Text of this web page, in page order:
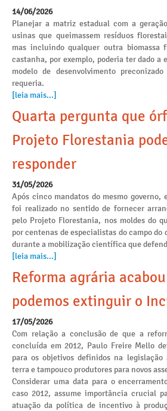
14/06/2026
Planejar a matriz estadual com a
usinas que queimassem resíduos
mas incluindo qualquer outra biomassa
castanha, por exemplo, poderia ter dado a
modelo de desenvolvimento
requeria.
[leia mais...]
Quarta pergunta que
Projeto Florestania
responder
31/05/2026
Após cinco mandatos do mesmo governo,
foi realizado no sentido de fornecer
pelo Projeto Florestania, nos moldes do
por centenas de especialistas do campo
durante a mobilização científica que
[leia mais...]
Reforma agrária
podemos extinguir o
17/05/2026
Com relação a conclusão de que a
concluída em 2012, Paulo Freire Mello
para os objetivos definidos na
terra e tampouco produtores para novos
Considerar uma data para o
caso 2012, assume importância crucial
atuação da política de incentivo à